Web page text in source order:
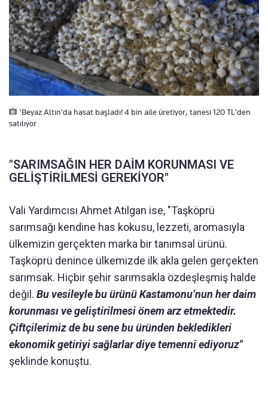
'Beyaz Altın'da hasat başladı! 4 bin aile üretiyor, tanesi 120 TL'den
satılıyor
"SARIMSAĞIN HER DAİM KORUNMASI VE
GELİŞTİRİLMESİ GEREKİYOR"
Vali Yardımcısı Ahmet Atılgan ise, "Taşköprü
sarımsağı kendine has kokusu, lezzeti, aromasıyla
ülkemizin gerçekten marka bir tanımsal ürünü.
Taşköprü denince ülkemizde ilk akla gelen gerçekten
sarımsak. Hiçbir şehir sarımsakla özdeşleşmiş halde
değil. Bu vesileyle bu ürünü Kastamonu’nun her daim
korunması ve geliştirilmesi önem arz etmektedir.
Çiftçilerimiz de bu sene bu üründen bekledikleri
ekonomik getiriyi sağlarlar diye temenni ediyoruz"
şeklinde konuştu.